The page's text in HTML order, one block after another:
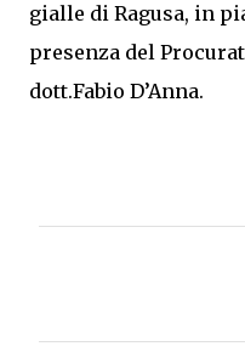
gialle di Ragusa, in
presenza del
dott.Fabio D’Anna.